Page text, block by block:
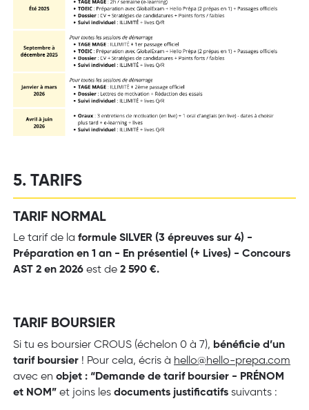
5. TARIFS
TARIF NORMAL
Le tarif de laformule SILVER (3 épreuves sur 4) -
Préparation en 1 an - En présentiel (+ Lives) - Concours
AST 2 en 2026 est de2 590 €.
TARIF BOURSIER
Si tu es boursier CROUS (échelon 0 à 7), bénéficie d’un
tarif boursier ! Pour cela, écris à hello@hello-prepa.com
avec enobjet : “Demande de tarif boursier - PRÉNOM
et NOM” et joins lesdocuments justificatifs suivants :